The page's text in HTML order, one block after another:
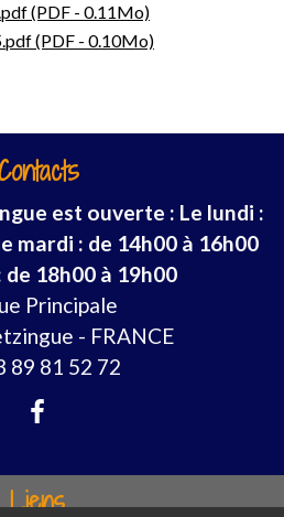
(PDF - 0.11Mo)
(PDF - 0.10Mo)
est ouverte : Le lundi :
mardi : de 14h00 à 16h00
de 18h00 à 19h00
Principale
- FRANCE
89 81 52 72
Liens